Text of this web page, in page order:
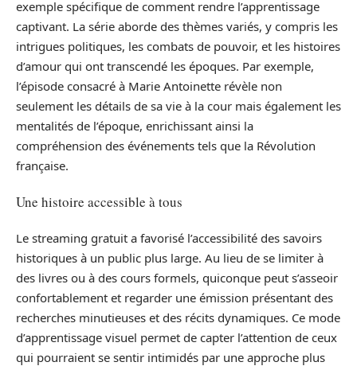
exemple spécifique de comment rendre l’apprentissage
captivant. La série aborde des thèmes variés, y compris les
intrigues politiques, les combats de pouvoir, et les histoires
d’amour qui ont transcendé les époques. Par exemple,
l’épisode consacré à Marie Antoinette révèle non
seulement les détails de sa vie à la cour mais également les
mentalités de l’époque, enrichissant ainsi la
compréhension des événements tels que la Révolution
française.
Une histoire accessible à tous
Le streaming gratuit a favorisé l’accessibilité des savoirs
historiques à un public plus large. Au lieu de se limiter à
des livres ou à des cours formels, quiconque peut s’asseoir
confortablement et regarder une émission présentant des
recherches minutieuses et des récits dynamiques. Ce mode
d’apprentissage visuel permet de capter l’attention de ceux
qui pourraient se sentir intimidés par une approche plus